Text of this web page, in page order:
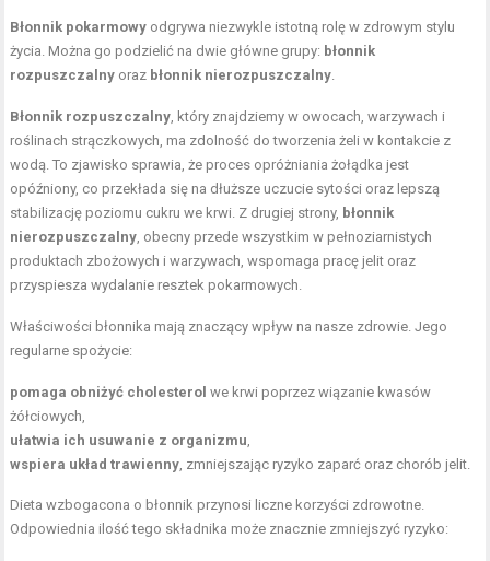
Błonnik pokarmowy odgrywa niezwykle istotną rolę w zdrowym stylu
życia. Można go podzielić na dwie główne grupy: błonnik
rozpuszczalny oraz błonnik nierozpuszczalny.
Błonnik rozpuszczalny, który znajdziemy w owocach, warzywach i
roślinach strączkowych, ma zdolność do tworzenia żeli w kontakcie z
wodą. To zjawisko sprawia, że proces opróżniania żołądka jest
opóźniony, co przekłada się na dłuższe uczucie sytości oraz lepszą
stabilizację poziomu cukru we krwi. Z drugiej strony, błonnik
nierozpuszczalny, obecny przede wszystkim w pełnoziarnistych
produktach zbożowych i warzywach, wspomaga pracę jelit oraz
przyspiesza wydalanie resztek pokarmowych.
Właściwości błonnika mają znaczący wpływ na nasze zdrowie. Jego
regularne spożycie:
pomaga obniżyć cholesterol we krwi poprzez wiązanie kwasów
żółciowych,
ułatwia ich usuwanie z organizmu,
wspiera układ trawienny, zmniejszając ryzyko zaparć oraz chorób jelit.
Dieta wzbogacona o błonnik przynosi liczne korzyści zdrowotne.
Odpowiednia ilośćtego składnika może znacznie zmniejszyć ryzyko: